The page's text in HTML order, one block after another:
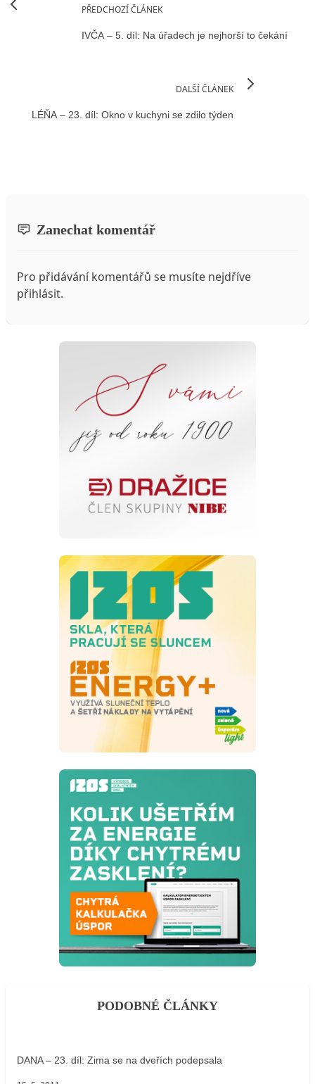
PŘEDCHOZÍ ČLÁNEK
IVČA – 5. díl: Na úřadech je nejhorší to čekání
DALŠÍ ČLÁNEK
LÉŇA – 23. díl: Okno v kuchyni se zdilo týden
Zanechat komentář
Pro přidávání komentářů se musíte nejdříve
přihlásit.
PODOBNÉ ČLÁNKY
DANA – 23. díl: Zima se na dveřích podepsala